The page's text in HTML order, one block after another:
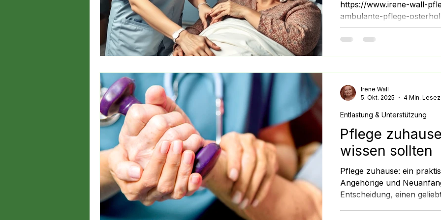
https://www.irene-wall-
ambulante-pflege-
Pflegeversicherung bietet
welche stehen Ihnen
erklären wir Ihnen die
und verständlich. 💡
wirklich zu? Viele
Pflege
wissen sollten
Pflege zuhause: ein
Angehörige und
Entscheidung, einen
Entlastung & Unterstützung
Irene Wall
5. Okt. 2025
4 Min.